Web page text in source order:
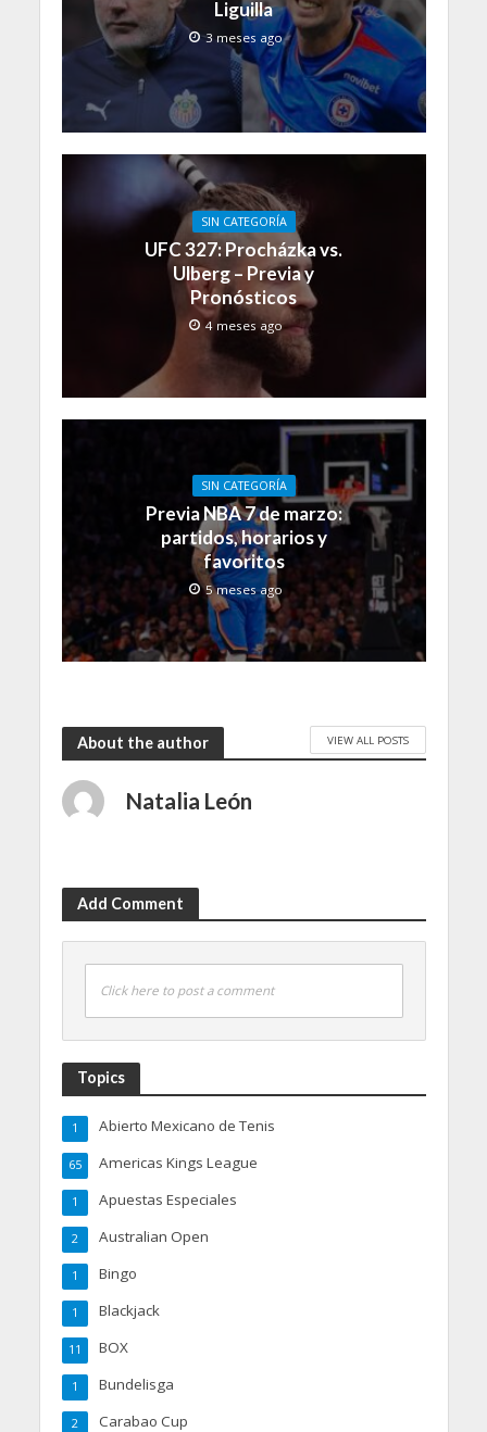
Liguilla
3 meses ago
SIN CATEGORÍA
UFC 327: Procházka vs.
Ulberg – Previa y
Pronósticos
4 meses ago
SIN CATEGORÍA
Previa NBA 7 de marzo:
partidos, horarios y
favoritos
5 meses ago
About the author VIEW ALL POSTS
Natalia León
Add Comment
Click here to post a comment
Topics
Abierto Mexicano de Tenis
1
Americas Kings League
65
Apuestas Especiales
1
Australian Open
2
Bingo
1
Blackjack
1
BOX
11
Bundelisga
1
Carabao Cup
2